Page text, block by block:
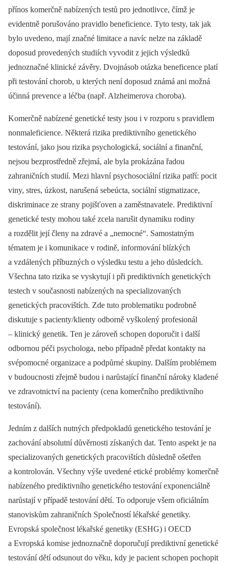
přínos komerčně nabízených testů pro jednotlivce, čímž je
evidentně porušováno pravidlo beneficience. Tyto testy, tak jak
bylo uvedeno, mají značné limitace a navíc nelze na základě
doposud provedených studiích vyvodit z jejich výsledků
jednoznačné klinické závěry. Dvojnásob otázka beneficence platí
při testování chorob, u kterých není doposud známá ani možná
účinná prevence a léčba (např. Alzheimerova choroba).
Komerčně nabízené genetické testy jsou i v rozporu s pravidlem
nonmaleficience. Některá rizika prediktivního genetického
testování, jako jsou rizika psychologická, sociální a finanční,
nejsou bezprostředně zřejmá, ale byla prokázána řadou
zahraničních studií. Mezi hlavní psychosociální rizika patří: pocit
viny, stres, úzkost, narušená sebeúcta, sociální stigmatizace,
diskriminace ze strany pojišťoven a zaměstnavatele. Prediktivní
genetické testy mohou také zcela narušit dynamiku rodiny
a rozdělit její členy na zdravé a „nemocné“. Samostatným
tématem je i komunikace v rodině, informování blízkých
a vzdálených příbuzných o výsledku testu a jeho důsledcích.
Všechna tato rizika se vyskytují i při prediktivních genetických
testech v současnosti nabízených na specializovaných
genetických pracovištích. Zde tuto problematiku podrobně
diskutuje s pacienty/klienty odborně vyškolený profesionál
–⁠ klinický genetik. Ten je zároveň schopen doporučit i další
odbornou péči psychologa, nebo případně předat kontakty na
svépomocné organizace a podpůrné skupiny. Dalším problémem
v budoucnosti zřejmě budou i narůstající finanční nároky kladené
ve zdravotnictví na pacienty (cena komerčního prediktivního
testování).
Jedním z dalších nutných předpokladů genetického testování je
zachování absolutní důvěrnosti získaných dat. Tento aspekt je na
specializovaných genetických pracovištích důsledně ošetřen
a kontrolován. Všechny výše uvedené etické problémy komerčně
nabízeného prediktivního genetického testování exponenciálně
narůstají v případě testování dětí. To odporuje všem oficiálním
stanoviskům zahraničních Společností lékařské genetiky.
Evropská společnost lékařské genetiky (ESHG) i OECD
a Evropská komise jednoznačně doporučují prediktivní genetické
testování dětí odsunout do věku, kdy je pacient schopen pochopit